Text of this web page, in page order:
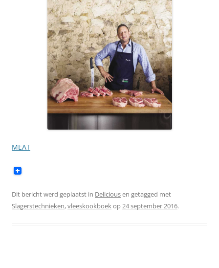
MEAT
Dit bericht werd geplaatst in Deliciousen getagged met
Slagerstechnieken,vleeskookboekop24 september 2016.